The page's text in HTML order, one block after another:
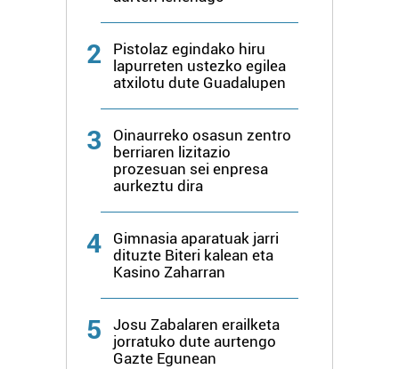
2
Pistolaz egindako hiru
lapurreten ustezko egilea
atxilotu dute Guadalupen
3
Oinaurreko osasun zentro
berriaren lizitazio
prozesuan sei enpresa
aurkeztu dira
4
Gimnasia aparatuak jarri
dituzte Biteri kalean eta
Kasino Zaharran
5
Josu Zabalaren erailketa
jorratuko dute aurtengo
Gazte Egunean